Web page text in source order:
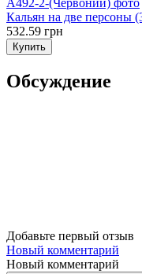
Кальян на две персоны
532.59 грн
Купить
Обсуждение
Добавьте первый отзыв
Новый комментарий
Новый комментарий